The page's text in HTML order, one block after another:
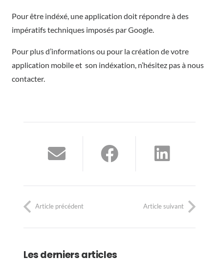
Pour être indéxé, une application doit répondre à des
impératifs techniques imposés par Google.
Pour plus d’informations ou pour lacréation de votre
application mobileet son indéxation, n’hésitez pas à nous
contacter.
Article précédent Article suivant
Les derniers articles